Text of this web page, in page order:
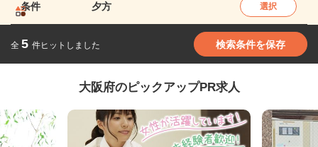
条件 夕方 選択
全 5 件ヒットしました 検索条件を保存
大阪府のピックアップPR求人